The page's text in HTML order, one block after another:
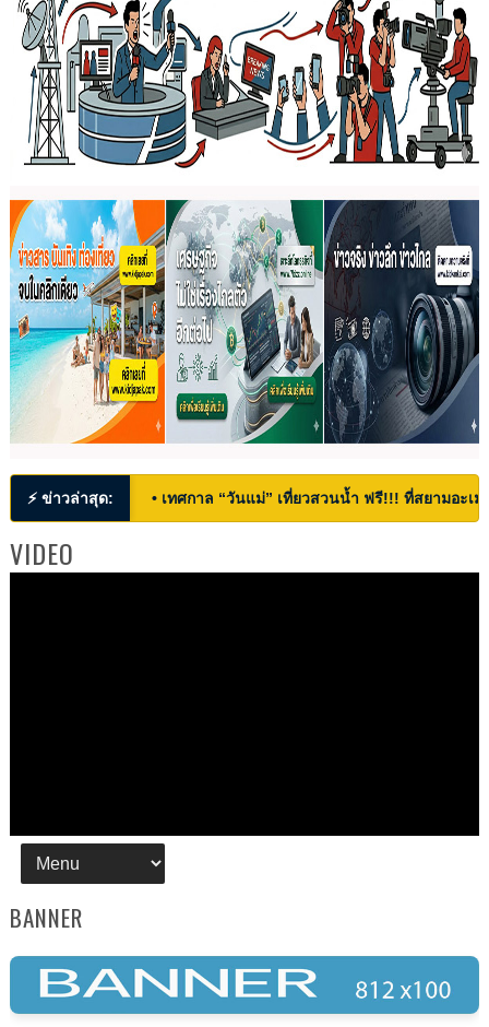
⚡ ข่าวล่าสุด: • เทศกาล “วันแม่” เที่ยวสวนน้ำ ฟรี!!! ที่สยามอะ
VIDEO
BANNER